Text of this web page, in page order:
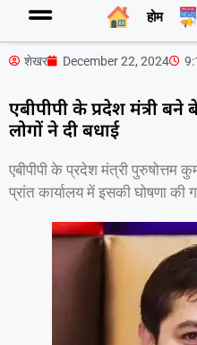
होम
शेखर December 22, 2024
एबीपीपी के प्रदेश मंत्री
लोगों ने दी बधाई
एबीपीपी के प्रदेश मंत्री पुरुषोत्तम
प्रांत कार्यालय में इसकी घोषणा की